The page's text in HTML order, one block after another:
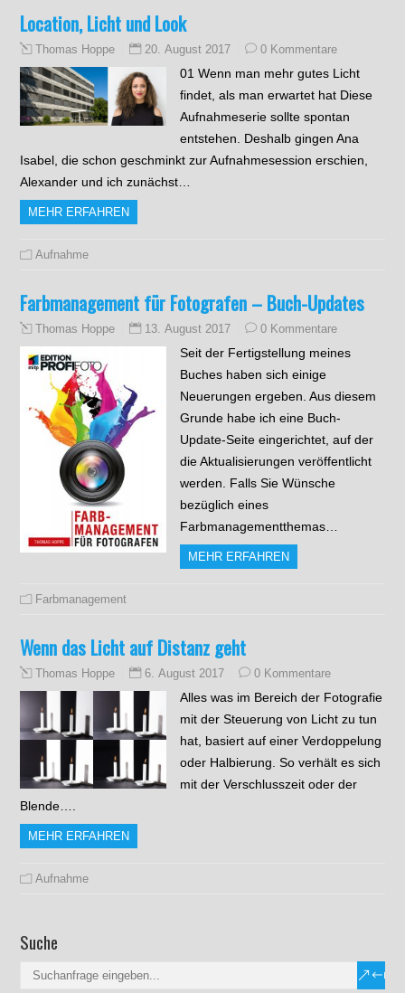
Location, Licht und Look
Thomas Hoppe 20. August 2017 0 Kommentare
01 Wenn man mehr gutes Licht
findet, als man erwartet hat Diese
Aufnahmeserie sollte spontan
entstehen. Deshalb gingen Ana
Isabel, die schon geschminkt zur Aufnahmesession erschien,
Alexander und ich zunächst…
MEHR ERFAHREN
Aufnahme
Farbmanagement für Fotografen – Buch-Updates
Thomas Hoppe 13. August 2017 0 Kommentare
Seit der Fertigstellung meines
Buches haben sich einige
Neuerungen ergeben. Aus diesem
Grunde habe ich eine Buch-
Update-Seite eingerichtet, auf der
die Aktualisierungen veröffentlicht
werden. Falls Sie Wünsche
bezüglich eines
Farbmanagementthemas…
MEHR ERFAHREN
Farbmanagement
Wenn das Licht auf Distanz geht
Thomas Hoppe 6. August 2017 0 Kommentare
Alles was im Bereich der Fotografie
mit der Steuerung von Licht zu tun
hat, basiert auf einer Verdoppelung
oder Halbierung. So verhält es sich
mit der Verschlusszeit oder der
Blende….
MEHR ERFAHREN
Aufnahme
Suche